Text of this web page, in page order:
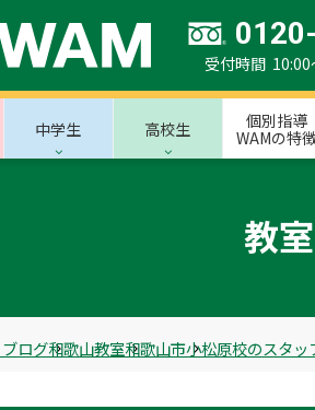
受付時間
中学生 高校生
個別指導
WAMの特
教
ログ和歌山教室和歌山市小松原校のスタッ